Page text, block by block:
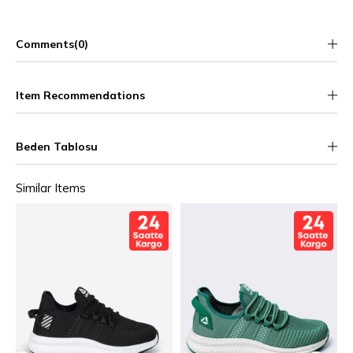
Comments(0)
Item Recommendations
Beden Tablosu
Similar Items